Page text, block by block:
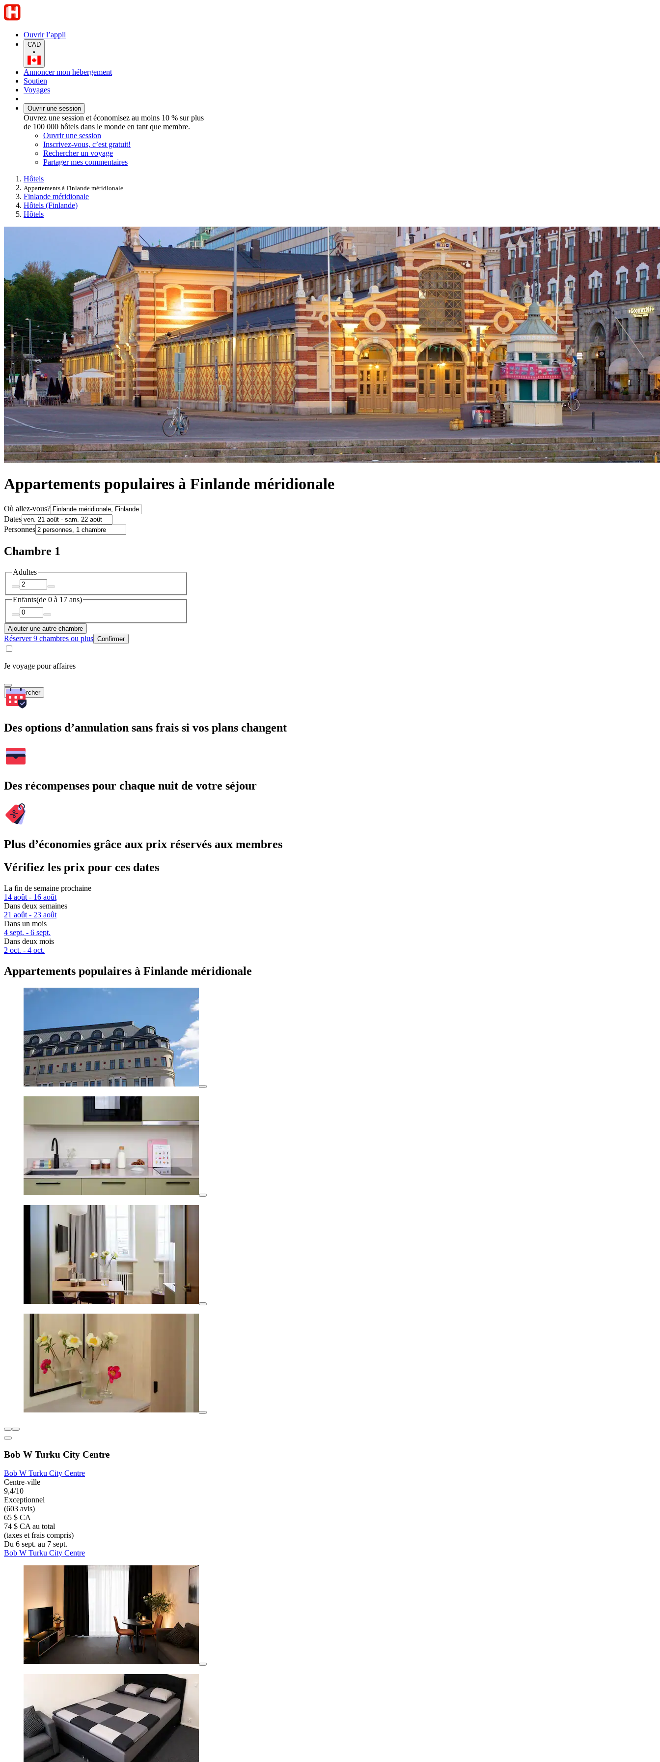
Ouvrir l’appli
CAD
•
Annoncer mon hébergement
Soutien
Voyages
Ouvrir une session
Ouvrez une session et économisez au moins 10 % sur plus
de 100 000 hôtels dans le monde en tant que membre.
Ouvrir une session
Inscrivez-vous, c’est gratuit!
Rechercher un voyage
Partager mes commentaires
Hôtels
Appartements à Finlande méridionale
Finlande méridionale
Hôtels (Finlande)
Hôtels
Appartements populaires à Finlande méridionale
Où allez-vous?
Dates
Personnes
Chambre 1
Adultes
Enfants(de 0 à 17 ans)
Ajouter une autre chambre
Réserver 9 chambres ou plus Confirmer
Je voyage pour affaires
Rechercher
Des options d’annulation sans frais si vos plans changent
Des récompenses pour chaque nuit de votre séjour
Plus d’économies grâce aux prix réservés aux membres
Vérifiez les prix pour ces dates
La fin de semaine prochaine
14 août - 16 août
Dans deux semaines
21 août - 23 août
Dans un mois
4 sept. - 6 sept.
Dans deux mois
2 oct. - 4 oct.
Appartements populaires à Finlande méridionale
Bob W Turku City Centre
Bob W Turku City Centre
Centre-ville
9,4/10
Exceptionnel
(603 avis)
65 $ CA
74 $ CA au total
(taxes et frais compris)
Du 6 sept. au 7 sept.
Bob W Turku City Centre